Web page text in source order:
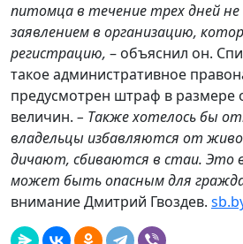
питомца в течение трех дней
заявлением в организацию,
регистрацию, – объяснил он.
такое административное
предусмотрен штраф в размере
величин. – Также хотелось бы
владельцы избавляются от
дичают, сбиваются в стаи. Это
может быть опасным для
внимание Дмитрий Гвоздев.